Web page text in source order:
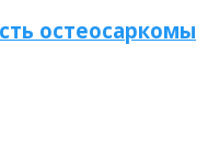
остеосаркомы